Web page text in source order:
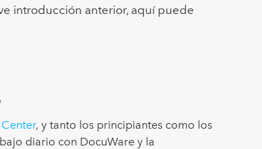
introducción anterior, aquí puede
, y tanto los principiantes como los
diario con DocuWare y la